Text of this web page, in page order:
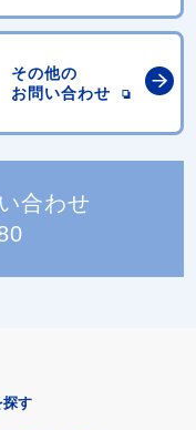
その他の
お問い合わせ
合わせ
探す